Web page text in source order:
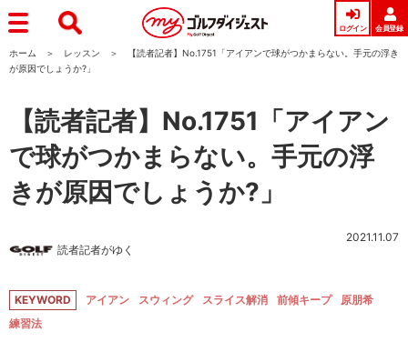
ログイン 会員登録
ホーム レッスン
【読者記者】No.1751「アイアンで球がつかまらない。手元の浮き
が原因でしょうか?」
【読者記者】No.1751「アイアン
で球がつかまらない。手元の浮
きが原因でしょうか?」
読者記者がゆく
2021.11.07
KEYWORD アイアン スウィング スライス解消 前傾キープ
原朋希
練習法